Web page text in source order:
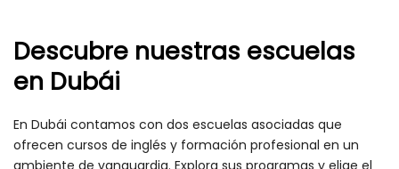
Descubre nuestras escuelas
en Dubái
En Dubái contamos con dos escuelas asociadas que
ofrecen cursos de inglés y formación profesional en un
ambiente de vanguardia. Explora sus programas y elige el